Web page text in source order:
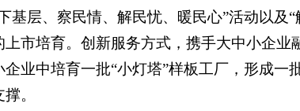
基层、察民情、解民忧、暖民心”活动以
市培育。创新服务方式，携手大中小企
业中培育一批“小灯塔”样板工厂，形成
。